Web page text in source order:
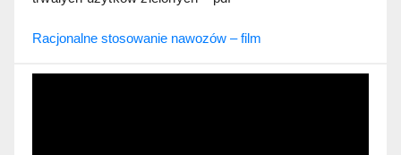
Racjonalne stosowanie nawozów – film